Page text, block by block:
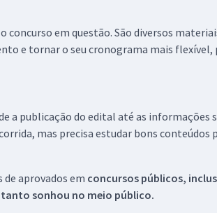
concurso em questão. São diversos
e tornar o seu cronograma mais flexível,
a publicação do edital até as informações
mas precisa estudar bons conteúdos
aprovados em concursos públicos,
tanto sonhou no meio público.